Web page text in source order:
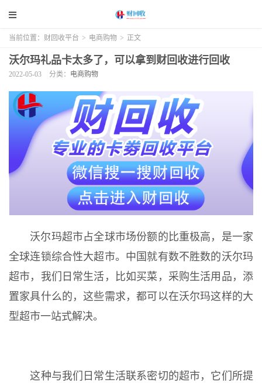
当前位置： 财回收平台 > 电商购物 > 正文
沃尔玛礼品卡太多了，可以拿到财回收进行回收
2022-05-03 分类： 电商购物
沃尔玛超市占全球市场份额的比重极高，是一家
全球连锁综合性大超市。中国就有数不胜数的沃尔玛
超市，我们日常生活，比如买菜，采购生活用品，添
置家具什么的，这些需求，都可以在沃尔玛这样的大
型超市一站式解决。
这种与我们日常生活联系密切的超市，它们所提